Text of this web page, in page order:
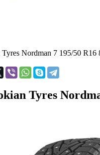
Nordman 7 195/50 R16
Tyres